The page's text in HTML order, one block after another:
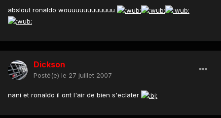
abslout ronaldo wouuuuuuuuuuuu
Dickson
Posté(e) le 27 juillet 2007
nani et ronaldo il ont l'air de bien s'eclater